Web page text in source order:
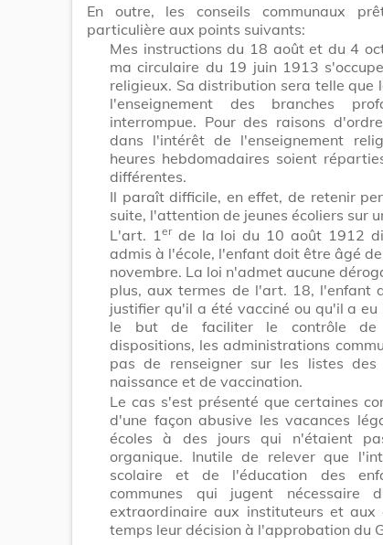
En outre, les conseils communaux
particulière aux points suivants:
Mes instructions du 18 août et du 4
ma circulaire du 19 juin 1913
religieux. Sa distribution sera telle que
l'enseignement des branches
interrompue. Pour des raisons
dans l'intérêt de l'enseignement
heures hebdomadaires soient
différentes.
Il paraît difficile, en effet, de retenir
suite, l'attention de jeunes écoliers sur
L'art. 1 erde la loi du 10 août 1912
admis à l'école, l'enfant doit être âgé
novembre. La loi n'admet aucune
plus, aux termes de l'art. 18, l'enfant
justifier qu'il a été vacciné ou qu'il a
le but de faciliter le contrôle de
dispositions, les administrations
pas de renseigner sur les listes
naissance et de vaccination.
Le cas s'est présenté que certaines
d'une façon abusive les vacances
écoles à des jours qui n'étaient
organique. Inutile de relever que
scolaire et de l'éducation des
communes qui jugent nécessaire
extraordinaire aux instituteurs et aux
temps leur décision à l'approbation du